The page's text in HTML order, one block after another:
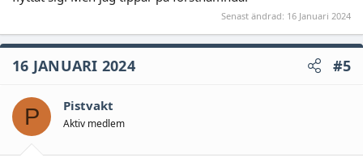
Senast ändrad: 16 Januari 2024
16 JANUARI 2024 #5
P Pistvakt
Aktiv medlem